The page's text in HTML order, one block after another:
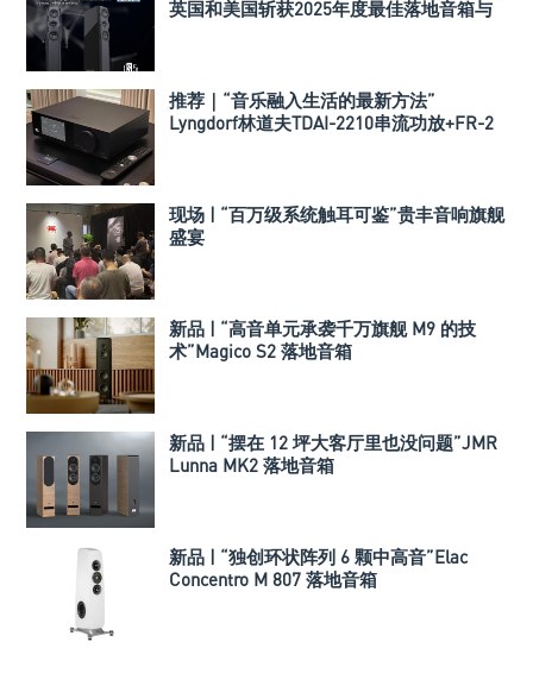
英国和美国斩获2025年度最佳落地音箱与
推荐｜“音乐融入生活的最新方法”
Lyngdorf林道夫TDAI-2210串流功放+FR-2
现场 | “百万级系统触耳可鉴”贵丰音响旗舰
盛宴
新品 | “高音单元承袭千万旗舰 M9 的技
术”Magico S2 落地音箱
新品 | “摆在 12 坪大客厅里也没问题”JMR
Lunna MK2 落地音箱
新品 | “独创环状阵列 6 颗中高音”Elac
Concentro M 807 落地音箱